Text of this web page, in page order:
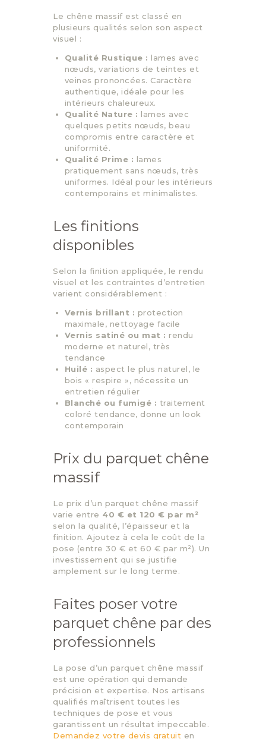
Le chêne massif est classé en
plusieurs qualités selon son aspect
visuel :
Qualité Rustique : lames avec
nœuds, variations de teintes et
veines prononcées. Caractère
authentique, idéale pour les
intérieurs chaleureux.
Qualité Nature : lames avec
quelques petits nœuds, beau
compromis entre caractère et
uniformité.
Qualité Prime : lames
pratiquement sans nœuds, très
uniformes. Idéal pour les intérieurs
contemporains et minimalistes.
Les finitions
disponibles
Selon la finition appliquée, le rendu
visuel et les contraintes d’entretien
varient considérablement :
Vernis brillant : protection
maximale, nettoyage facile
Vernis satiné ou mat : rendu
moderne et naturel, très
tendance
Huilé : aspect le plus naturel, le
bois « respire », nécessite un
entretien régulier
Blanché ou fumigé : traitement
coloré tendance, donne un look
contemporain
Prix du parquet chêne
massif
Le prix d’un parquet chêne massif
varie entre 40 € et 120 € par m²
selon la qualité, l’épaisseur et la
finition. Ajoutez à cela le coût de la
pose (entre 30 € et 60 € par m²). Un
investissement qui se justifie
amplement sur le long terme.
Faites poser votre
parquet chêne par des
professionnels
La pose d’un parquet chêne massif
est une opération qui demande
précision et expertise. Nos artisans
qualifiés maîtrisent toutes les
techniques de pose et vous
garantissent un résultat impeccable.
Demandez votre devis gratuit en